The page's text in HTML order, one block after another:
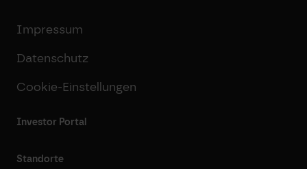
Impressum
Datenschutz
Cookie-Einstellungen
Investor Portal
Standorte